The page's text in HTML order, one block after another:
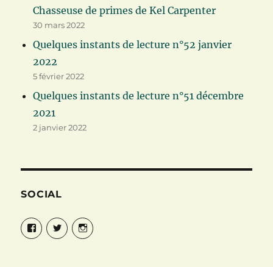
Chasseuse de primes de Kel Carpenter
30 mars 2022
Quelques instants de lecture n°52 janvier
2022
5 février 2022
Quelques instants de lecture n°51 décembre
2021
2 janvier 2022
SOCIAL
FacebookTwitterInstagram